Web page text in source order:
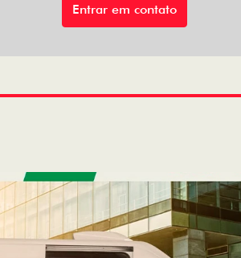
Entrar em contato